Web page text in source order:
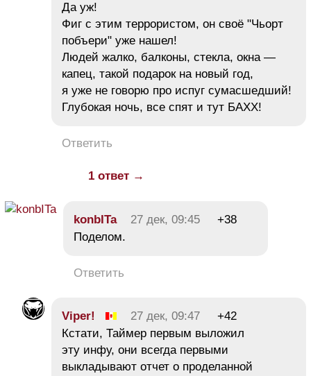
Да уж!
Фиг с этим террористом, он своё "Чьорт
побъери" уже нашел!
Людей жалко, балконы, стекла, окна —
капец, такой подарок на новый год,
я уже не говорю про испуг сумасшедший!
Глубокая ночь, все спят и тут БАХХ!
Ответить
1 ответ →
konbITa 27 дек, 09:45
+38
Поделом.
Ответить
Viper! 27 дек, 09:47
+42
Кстати, Таймер первым выложил
эту инфу, они всегда первыми
выкладывают отчет о проделанной